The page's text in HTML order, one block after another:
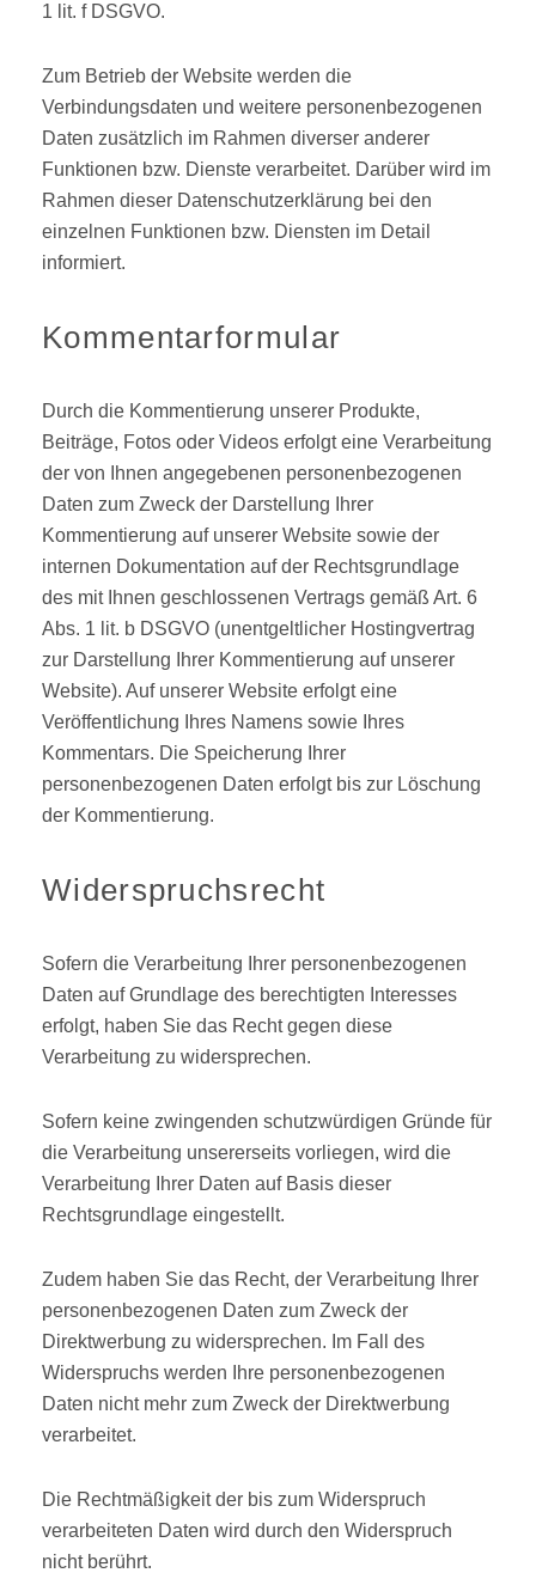
1 lit. f DSGVO.
Zum Betrieb der Website werden die
Verbindungsdaten und weitere personenbezogenen
Daten zusätzlich im Rahmen diverser anderer
Funktionen bzw. Dienste verarbeitet. Darüber wird im
Rahmen dieser Datenschutzerklärung bei den
einzelnen Funktionen bzw. Diensten im Detail
informiert.
Kommentarformular
Durch die Kommentierung unserer Produkte,
Beiträge, Fotos oder Videos erfolgt eine Verarbeitung
der von Ihnen angegebenen personenbezogenen
Daten zum Zweck der Darstellung Ihrer
Kommentierung auf unserer Website sowie der
internen Dokumentation auf der Rechtsgrundlage
des mit Ihnen geschlossenen Vertrags gemäß Art. 6
Abs. 1 lit. b DSGVO (unentgeltlicher Hostingvertrag
zur Darstellung Ihrer Kommentierung auf unserer
Website). Auf unserer Website erfolgt eine
Veröffentlichung Ihres Namens sowie Ihres
Kommentars. Die Speicherung Ihrer
personenbezogenen Daten erfolgt bis zur Löschung
der Kommentierung.
Widerspruchsrecht
Sofern die Verarbeitung Ihrer personenbezogenen
Daten auf Grundlage des berechtigten Interesses
erfolgt, haben Sie das Recht gegen diese
Verarbeitung zu widersprechen.
Sofern keine zwingenden schutzwürdigen Gründe für
die Verarbeitung unsererseits vorliegen, wird die
Verarbeitung Ihrer Daten auf Basis dieser
Rechtsgrundlage eingestellt.
Zudem haben Sie das Recht, der Verarbeitung Ihrer
personenbezogenen Daten zum Zweck der
Direktwerbung zu widersprechen. Im Fall des
Widerspruchs werden Ihre personenbezogenen
Daten nicht mehr zum Zweck der Direktwerbung
verarbeitet.
Die Rechtmäßigkeit der bis zum Widerspruch
verarbeiteten Daten wird durch den Widerspruch
nicht berührt.